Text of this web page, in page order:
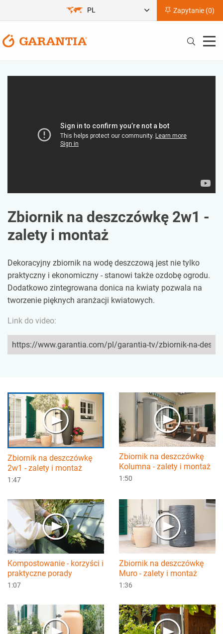
Zapytanie (0)
PL
Zbiornik na deszczówkę 2w1 -
zalety i montaż
Dekoracyjny zbiornik na wodę deszczową jest nie tylko
praktyczny i ekonomiczny - stanowi także ozdobę ogrodu.
Dodatkowo zintegrowana donica na kwiaty pozwala na
tworzenie pięknych aranżacji kwiatowych.
Link do video:
Zbiornik na deszczówkę
2w1 - zalety i montaż
1:47
Zbiornik na deszczówkę
Kolumna - zalety i montaż
1:50
Kompostowanie - korzyści i
praktyczne porady
1:07
Zbiornik na deszczówkę
Muro - zalety i montaż
1:36